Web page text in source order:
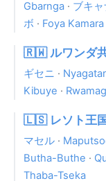
Gbarnga · ブキ
ボ · Foya Kamara
🇷🇼 ルワンダ
ギセニ ·
Kibuye ·
🇱🇸 レソト王
マセル ·
Butha-Buthe ·
Thaba-Tseka